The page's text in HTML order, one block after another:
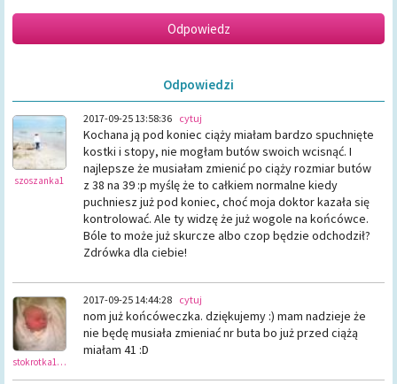
Odpowiedzi
szoszanka1
2017-09-25 13:58:36 cytuj
Kochana ją pod koniec ciąży miałam bardzo spuchnięte
kostki i stopy, nie mogłam butów swoich wcisnąć. I
najlepsze że musiałam zmienić po ciąży rozmiar butów
z 38 na 39 :p myślę że to całkiem normalne kiedy
puchniesz już pod koniec, choć moja doktor kazała się
kontrolować. Ale ty widzę że już wogole na końcówce.
Bóle to może już skurcze albo czop będzie odchodził?
Zdrówka dla ciebie!
stokrotka1992
2017-09-25 14:44:28 cytuj
nom już końcóweczka. dziękujemy :) mam nadzieje że
nie będę musiała zmieniać nr buta bo już przed ciążą
miałam 41 :D